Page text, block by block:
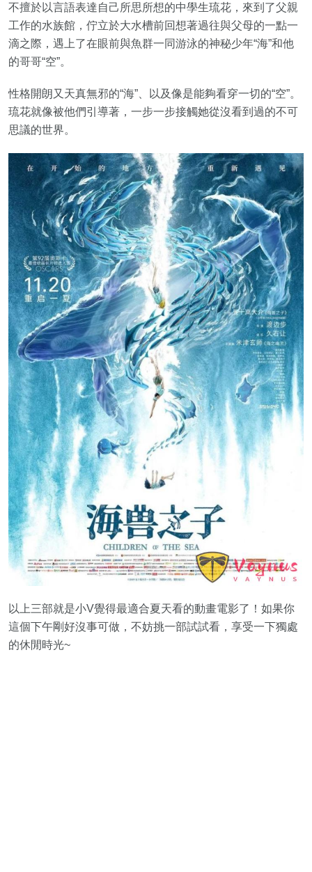
不擅於以言語表達自己所思所想的中學生琉花，來到了父親
工作的水族館，佇立於大水槽前回想著過往與父母的一點一
滴之際，遇上了在眼前與魚群一同游泳的神秘少年“海”和他
的哥哥“空”。
性格開朗又天真無邪的“海”、以及像是能夠看穿一切的“空”。
琉花就像被他們引導著，一步一步接觸她從沒看到過的不可
思議的世界。
以上三部就是小V覺得最適合夏天看的動畫電影了！如果你
這個下午剛好沒事可做，不妨挑一部試試看，享受一下獨處
的休閒時光~